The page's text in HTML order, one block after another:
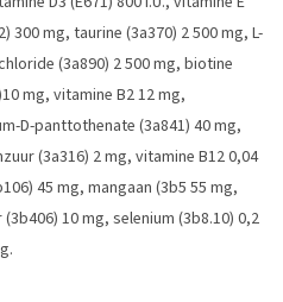
300 mg, taurine (3a370) 2 500 mg, L-
(3a890) 2 500 mg, biotine
mg, vitamine B2 12 mg,
D-panttothenate (3a841) 40 mg,
(3a316) 2 mg, vitamine B12 0,04
45 mg, mangaan (3b5 55 mg,
10 mg, selenium (3b8.10) 0,2